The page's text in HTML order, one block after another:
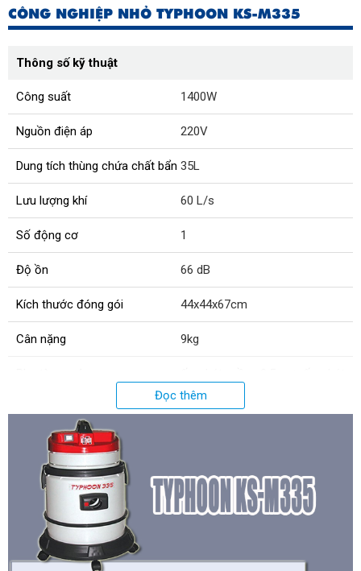
CÔNG NGHIỆP NHỎ TYPHOON KS-M335
Thông số kỹ thuật
Công suất 1400W
Nguồn điện áp 220V
Dung tích thùng chứa chất bẩn 35L
Lưu lượng khí 60 L/s
Số động cơ 1
Độ ồn 66 dB
Kích thước đóng gói 44x44x67cm
Cân nặng 9kg
thẳng + ống hút cong + bàn
chải hút bụi + bàn hút nước +
Xuất xứ: Italy
Đọc thêm